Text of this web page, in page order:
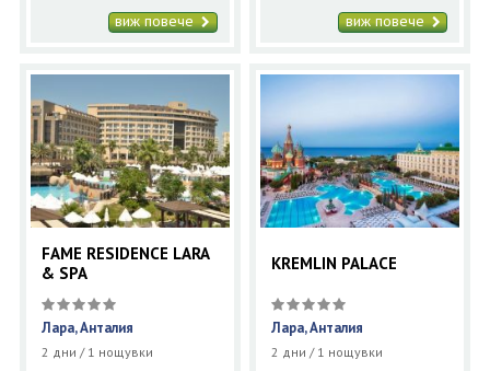
виж повече виж повече
FAME RESIDENCE LARA
& SPA
Лара, Анталия
2 дни / 1 нощувки
KREMLIN PALACE
Лара, Анталия
2 дни / 1 нощувки